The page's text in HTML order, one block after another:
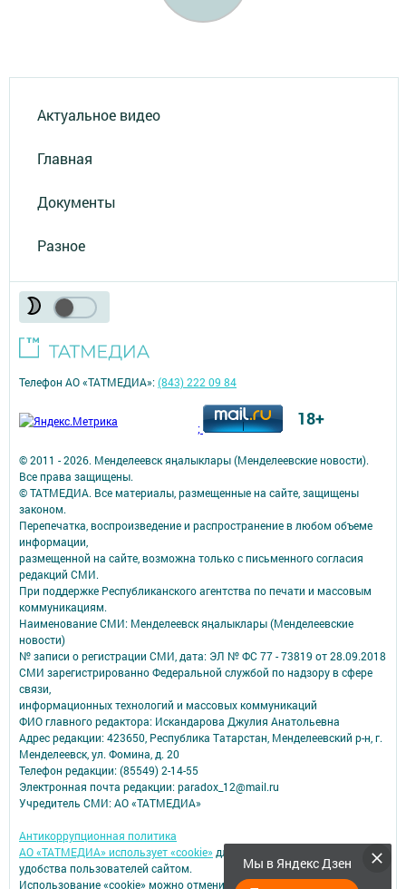
Актуальное видео
Главная
Документы
Разное
Мы в Яндекс Дзен
© 2011 - 2026. Менделеевск яӊалыклары (Менделеевские новости).
Все права защищены.
© ТАТМЕДИА. Все материалы, размещенные на сайте, защищены
законом.
Перепечатка, воспроизведение и распространение в любом объеме
информации,
размещенной на сайте, возможна только с письменного согласия
редакций СМИ.
При поддержке Республиканского агентства по печати и массовым
коммуникациям.
Наименование СМИ: Менделеевск яӊалыклары (Менделеевские
новости)
№ записи о регистрации СМИ, дата: ЭЛ № ФС 77 - 73819 от 28.09.2018
СМИ зарегистрированно Федеральной службой по надзору в сфере
связи,
информационных технологий и массовых коммуникаций
ФИО главного редактора: Искандарова Джулия Анатольевна
Адрес редакции: 423650, Республика Татарстан, Менделеевский р-н, г.
Менделеевск, ул. Фомина, д. 20
Телефон редакции: (85549) 2-14-55
Электронная почта редакции: paradox_12@mail.ru
Учредитель СМИ: АО «ТАТМЕДИА»
Антикоррупционная политика
АО «ТАТМЕДИА» использует «cookie» для персонализации сервисов и
удобства пользователей сайтом.
Использование «cookie» можно отменить в настройках браузера.
Телефон АО «ТАТМЕДИА»:(843) 222 09 84
; 18+